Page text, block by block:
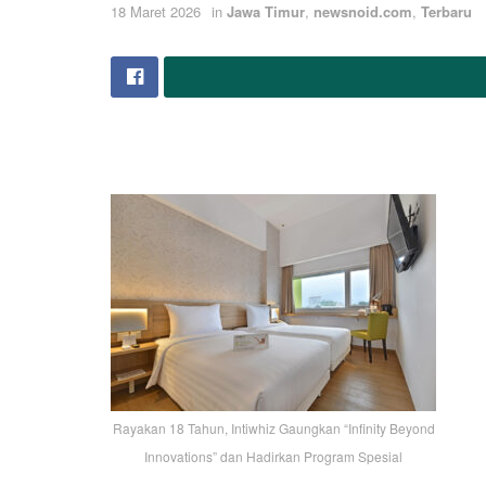
18 Maret 2026 in Jawa Timur, newsnoid.com, Terbaru
Rayakan 18 Tahun, Intiwhiz Gaungkan “Infinity Beyond
Innovations” dan Hadirkan Program Spesial